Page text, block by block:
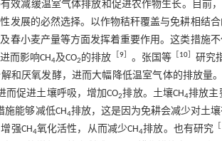
效减缓温室气体排放和促进农作物生长。目前
发展的必然选择。以作物秸秆覆盖与免耕相结
春小麦产量等方面发挥着重要作用。这类措施
而影响CH4及CO2 的排放 ［9］ 。张国等［10］ 研究
和厌氧发酵，进而大幅降低温室气体的排放量
而促进土壤呼吸，增加CO2排放。土壤CH4排放主
施能够减低CH4排放，这是因为免耕会减少对土
强CH4氧化活性，从而减少CH4排放。也有研究 ［